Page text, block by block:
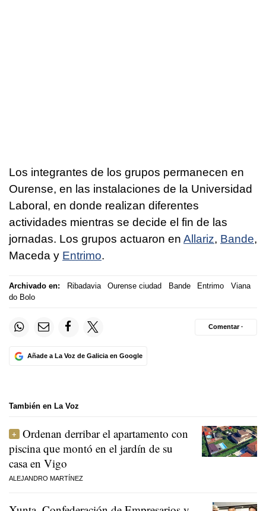
Los integrantes de los grupos permanecen en
Ourense, en las instalaciones de la Universidad
Laboral, en donde realizan diferentes
actividades mientras se decide el fin de las
jornadas. Los grupos actuaron en Allariz, Bande,
Maceda y Entrimo.
Archivado en: Ribadavia Ourense ciudad Bande Entrimo
Viana
do Bolo
Añade a La Voz de Galicia en Google
Comentar ·
También en La Voz
Ordenan derribar el apartamento con
piscina que montó en el jardín de su
casa en Vigo
ALEJANDRO MARTÍNEZ